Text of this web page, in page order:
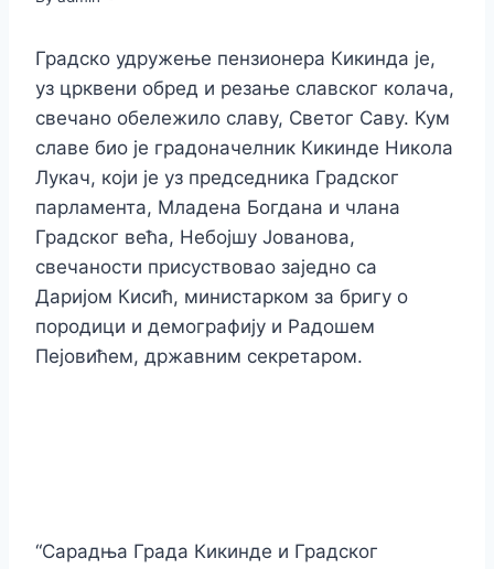
Градско удружење пензионера Кикинда је,
уз црквени обред и резање славског колача,
свечано обележило славу, Светог Саву. Кум
славе био је градоначелник Кикинде Никола
Лукач, који је уз председника Градског
парламента, Младена Богдана и члана
Градског већа, Небојшу Јованова,
свечаности присуствовао заједно са
Даријом Кисић, министарком за бригу о
породици и демографију и Радошем
Пејовићем, државним секретаром.
“Сарадња Града Кикинде и Градског